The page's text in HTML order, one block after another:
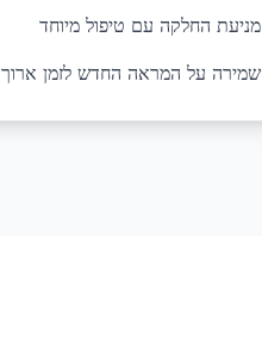
מניעת החלקה עם טיפול מיוחד
שמירה על המראה החדש לזמן ארוך